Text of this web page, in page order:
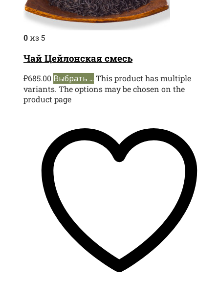
0из 5
Чай Цейлонская смесь
₽685.00 Выбрать ... This product has multiple
variants. The options may be chosen on the
product page